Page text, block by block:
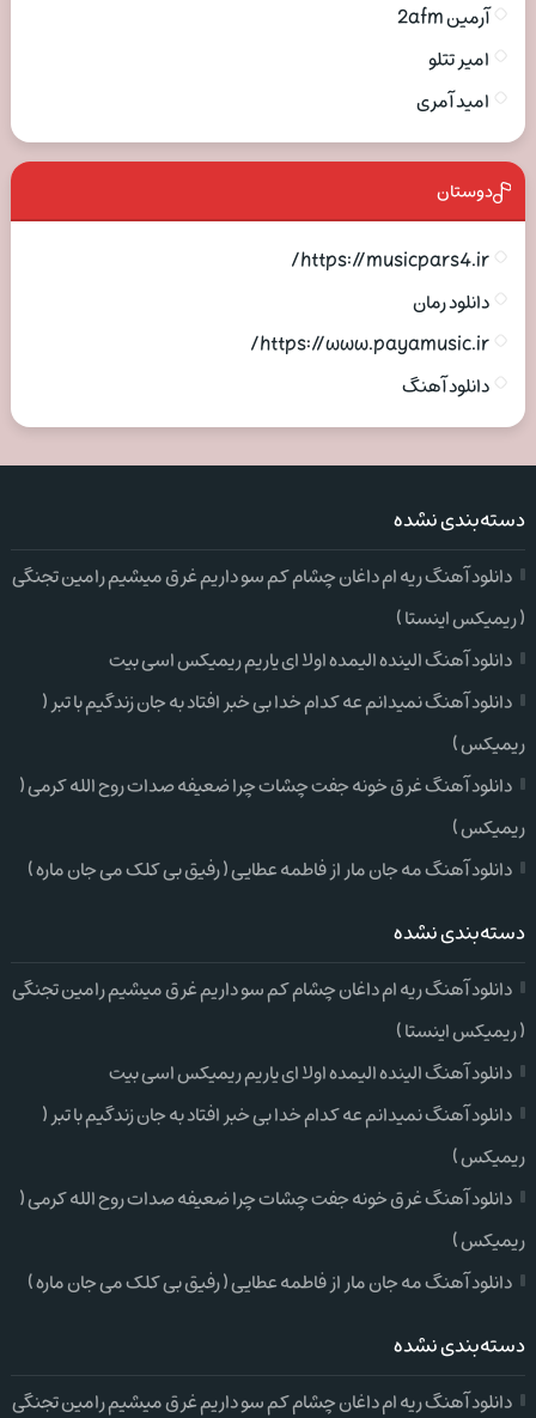
آرمین 2afm
امیر تتلو
امید آمری
دوستان
https://musicpars4.ir/
دانلود رمان
https://www.payamusic.ir/
دانلود آهنگ
دسته‌بندی نشده
دانلود آهنگ ریه ام داغان چشام کم سو داریم غرق میشیم رامین تجنگی
( ریمیکس اینستا )
دانلود آهنگ الینده الیمده اولا ای یاریم ریمیکس اسی بیت
دانلود آهنگ نمیدانم عه کدام خدا بی خبر افتاد به جان زندگیم با تبر (
ریمیکس )
دانلود آهنگ غرق خونه جفت چشات چرا ضعیفه صدات روح الله کرمی (
ریمیکس )
دانلود آهنگ مه جان مار از فاطمه عطایی ( رفیق بی کلک می جان ماره )
دسته‌بندی نشده
دانلود آهنگ ریه ام داغان چشام کم سو داریم غرق میشیم رامین تجنگی
( ریمیکس اینستا )
دانلود آهنگ الینده الیمده اولا ای یاریم ریمیکس اسی بیت
دانلود آهنگ نمیدانم عه کدام خدا بی خبر افتاد به جان زندگیم با تبر (
ریمیکس )
دانلود آهنگ غرق خونه جفت چشات چرا ضعیفه صدات روح الله کرمی (
ریمیکس )
دانلود آهنگ مه جان مار از فاطمه عطایی ( رفیق بی کلک می جان ماره )
دسته‌بندی نشده
دانلود آهنگ ریه ام داغان چشام کم سو داریم غرق میشیم رامین تجنگی